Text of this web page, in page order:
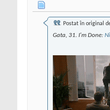
Postat în original
Gata, 31. I'm Done: